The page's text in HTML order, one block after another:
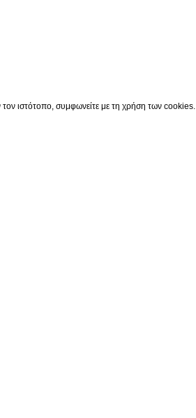
ιστότοπο, συμφωνείτε με τη χρήση των cookies.